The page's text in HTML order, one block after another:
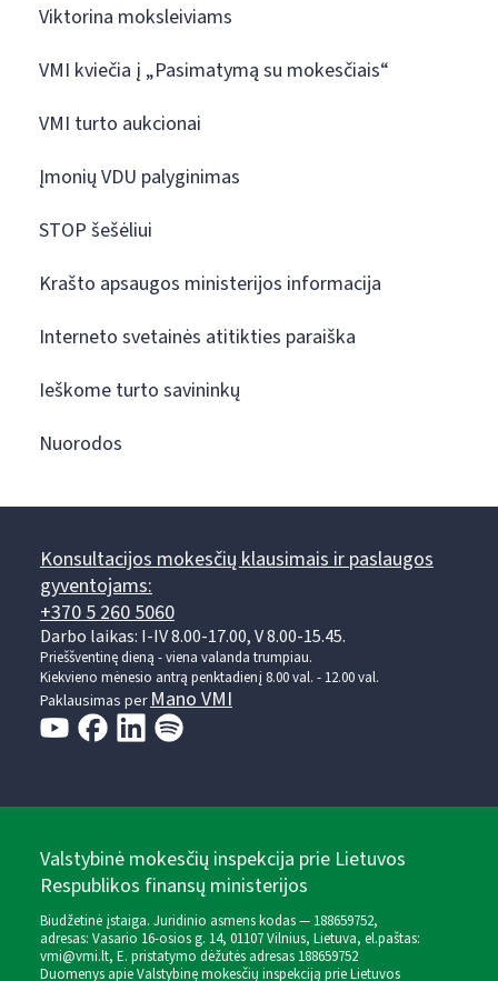
Viktorina moksleiviams
VMI kviečia į „Pasimatymą su mokesčiais“
VMI turto aukcionai
Įmonių VDU palyginimas
STOP šešėliui
Krašto apsaugos ministerijos informacija
Interneto svetainės atitikties paraiška
Ieškome turto savininkų
Nuorodos
Konsultacijos mokesčių klausimais ir paslaugos
gyventojams:
+370 5 260 5060
Darbo laikas: I-IV 8.00-17.00, V 8.00-15.45.
Prieššventinę dieną - viena valanda trumpiau.
Kiekvieno mėnesio antrą penktadienį 8.00 val. - 12.00 val.
Paklausimas perMano VMI
Valstybinė mokesčių inspekcija prie Lietuvos
Respublikos finansų ministerijos
Biudžetinė įstaiga. Juridinio asmens kodas — 188659752,
adresas: Vasario 16-osios g. 14, 01107 Vilnius, Lietuva, el.paštas:
vmi@vmi.lt, E. pristatymo dėžutės adresas 188659752
Duomenys apie Valstybinę mokesčių inspekciją prie Lietuvos